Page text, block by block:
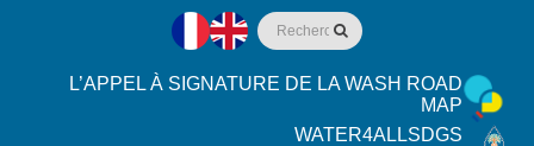
L’APPEL À SIGNATURE DE LA WASH ROAD
MAP
WATER4ALLSDGS